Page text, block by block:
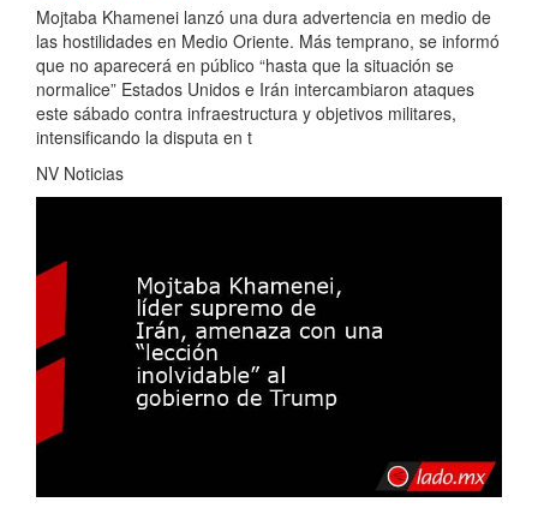
Mojtaba Khamenei lanzó una dura advertencia en medio de
las hostilidades en Medio Oriente. Más temprano, se informó
que no aparecerá en público “hasta que la situación se
normalice” Estados Unidos e Irán intercambiaron ataques
este sábado contra infraestructura y objetivos militares,
intensificando la disputa en t
NV Noticias